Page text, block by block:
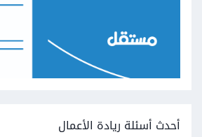
أحدث أسئلة ريادة الأعمال